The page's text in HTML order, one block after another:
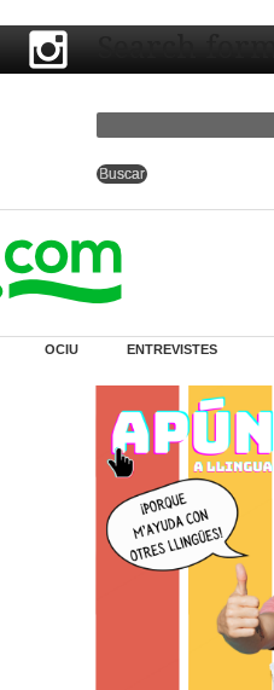
Search form
OCIU ENTREVISTES